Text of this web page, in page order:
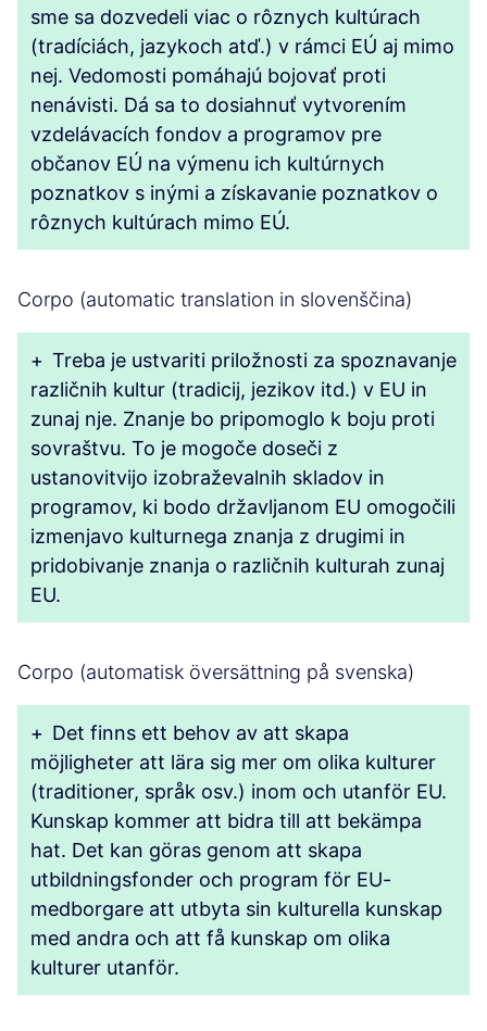
sme sa dozvedeli viac o rôznych kultúrach
(tradíciách, jazykoch atď.) v rámci EÚ aj mimo
nej. Vedomosti pomáhajú bojovať proti
nenávisti. Dá sa to dosiahnuť vytvorením
vzdelávacích fondov a programov pre
občanov EÚ na výmenu ich kultúrnych
poznatkov s inými a získavanie poznatkov o
rôznych kultúrach mimo EÚ.
Corpo (automatic translation in slovenščina)
+ Treba je ustvariti priložnosti za spoznavanje
različnih kultur (tradicij, jezikov itd.) v EU in
zunaj nje. Znanje bo pripomoglo k boju proti
sovraštvu. To je mogoče doseči z
ustanovitvijo izobraževalnih skladov in
programov, ki bodo državljanom EU omogočili
izmenjavo kulturnega znanja z drugimi in
pridobivanje znanja o različnih kulturah zunaj
EU.
Corpo (automatisk översättning på svenska)
+ Det finns ett behov av att skapa
möjligheter att lära sig mer om olika kulturer
(traditioner, språk osv.) inom och utanför EU.
Kunskap kommer att bidra till att bekämpa
hat. Det kan göras genom att skapa
utbildningsfonder och program för EU-
medborgare att utbyta sin kulturella kunskap
med andra och att få kunskap om olika
kulturer utanför.